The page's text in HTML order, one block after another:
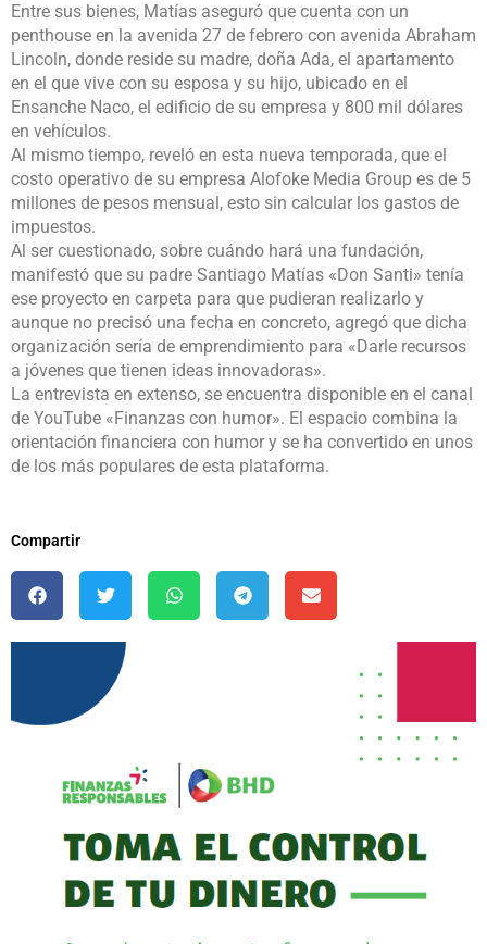
Entre sus bienes, Matías aseguró que cuenta con un
penthouse en la avenida 27 de febrero con avenida Abraham
Lincoln, donde reside su madre, doña Ada, el apartamento
en el que vive con su esposa y su hijo, ubicado en el
Ensanche Naco, el edificio de su empresa y 800 mil dólares
en vehículos.
Al mismo tiempo, reveló en esta nueva temporada, que el
costo operativo de su empresa Alofoke Media Group es de 5
millones de pesos mensual, esto sin calcular los gastos de
impuestos.
Al ser cuestionado, sobre cuándo hará una fundación,
manifestó que su padre Santiago Matías «Don Santi» tenía
ese proyecto en carpeta para que pudieran realizarlo y
aunque no precisó una fecha en concreto, agregó que dicha
organización sería de emprendimiento para «Darle recursos
a jóvenes que tienen ideas innovadoras».
La entrevista en extenso, se encuentra disponible en el canal
de YouTube «Finanzas con humor». El espacio combina la
orientación financiera con humor y se ha convertido en unos
de los más populares de esta plataforma.
Compartir